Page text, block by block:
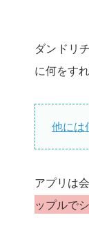
ダンドリ
に何をす
他には
アプリは
ップルで